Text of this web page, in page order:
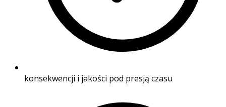
konsekwencji i jakości pod presją czasu